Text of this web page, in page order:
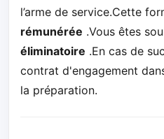
l’arme de service.Cette
rémunérée .Vous êtes
éliminatoire .En cas de
contrat d'engagement
la préparation.